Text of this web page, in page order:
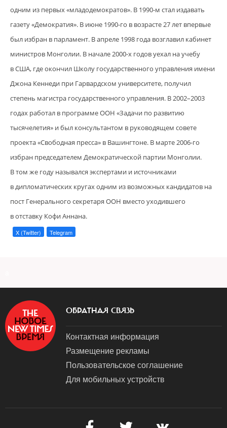
одним из первых «младодемократов». В 1990-м стал издавать
газету «Демократия». В июне 1990-го в возрасте 27 лет впервые
был избран в парламент. В апреле 1998 года возглавил кабинет
министров Монголии. В начале 2000-х годов уехал на учебу
в США, где окончил Школу государственного управления имени
Джона Кеннеди при Гарвардском университете, получил
степень магистра государственного управления. В 2002–2003
годах работал в программе ООН «Задачи по развитию
тысячелетия» и был консультантом в руководящем совете
проекта «Свободная пресса» в Вашингтоне. В марте 2006-го
избран председателем Демократической партии Монголии.
В том же году назывался экспертами и источниками
в дипломатических кругах одним из возможных кандидатов на
пост Генерального секретаря ООН вместо уходившего
в отставку Кофи Аннана.
X (Twitter) Telegram
ОБРАТНАЯ СВЯЗЬ
Контактная информация
Размещение рекламы
Пользовательское соглашение
Для мобильных устройств